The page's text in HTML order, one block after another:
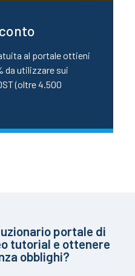
al portale ottieni
da utilizzare sui
(oltre 4.500
portale di
tutorial e ottenere
obblighi?